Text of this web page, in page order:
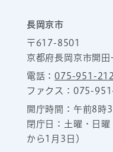
長岡京市
〒617-8501
京都府長岡京市開
電話：075-951-
ファクス：075-
開庁時間：午前8
閉庁日：土曜・日
から1月3日）